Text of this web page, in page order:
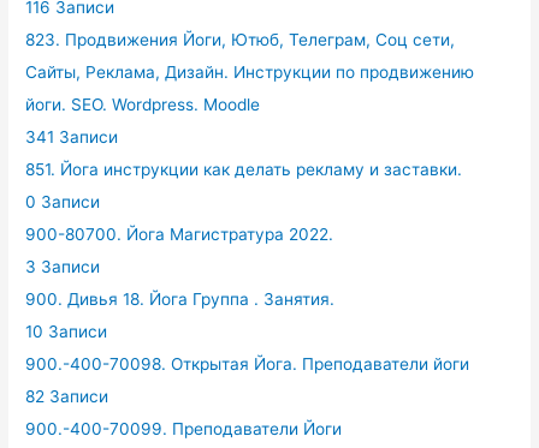
116 Записи
823. Продвижения Йоги, Ютюб, Телеграм, Соц сети,
Сайты, Реклама, Дизайн. Инструкции по продвижению
йоги. SEO. Wordpress. Moodle
341 Записи
851. Йога инструкции как делать рекламу и заставки.
0 Записи
900-80700. Йога Магистратура 2022.
3 Записи
900. Дивья 18. Йога Группа . Занятия.
10 Записи
900.-400-70098. Открытая Йога. Преподаватели йоги
82 Записи
900.-400-70099. Преподаватели Йоги